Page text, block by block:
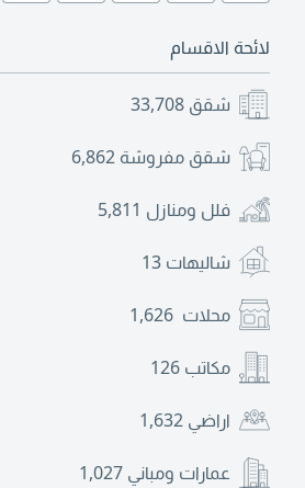
لائحة الاقسام
شقق 33,708
شقق مفروشة 6,862
فلل ومنازل 5,811
شاليهات 13
محلات 1,626
مكاتب 126
اراضي 1,632
عمارات ومباني 1,027